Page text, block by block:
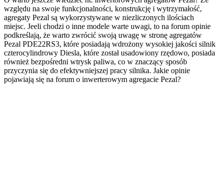
względu na swoje funkcjonalności, konstrukcję i wytrzymałość,
agregaty Pezal są wykorzystywane w niezliczonych ilościach
miejsc. Jeeli chodzi o inne modele warte uwagi, to na forum opinie
podkreślają, że warto zwrócić swoją uwagę w stronę agregatów
Pezal PDE22RS3, które posiadają wdrożony wysokiej jakości silnik
czterocylindrowy Diesla, które został usadowiony rzędowo, posiada
również bezpośredni wtrysk paliwa, co w znaczący sposób
przyczynia się do efektywniejszej pracy silnika. Jakie opinie
pojawiają się na forum o inwerterowym agregacie Pezal?